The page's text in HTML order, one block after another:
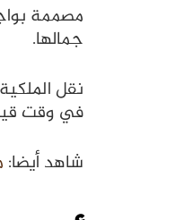
مصممة
جمالها.
نقل
في وقت
شاهد أيضا: